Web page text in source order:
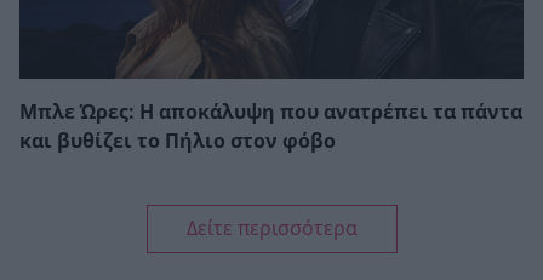
Μπλε Ώρες: Η αποκάλυψη που ανατρέπει τα πάντα
και βυθίζει το Πήλιο στον φόβο
Δείτε περισσότερα